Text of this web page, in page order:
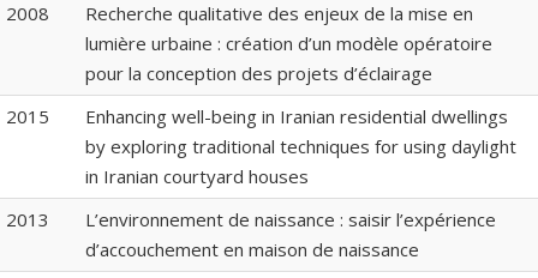
2008
Recherche qualitative des enjeux de la mise en
lumière urbaine : création d’un modèle opératoire
pour la conception des projets d’éclairage
2015
Enhancing well-being in Iranian residential dwellings
by exploring traditional techniques for using daylight
in Iranian courtyard houses
2013
L’environnement de naissance : saisir l’expérience
d’accouchement en maison de naissance